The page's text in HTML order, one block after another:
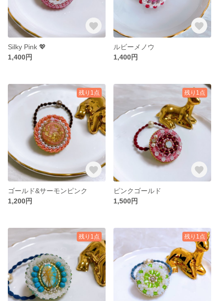
Silky Pink 💖
1,400円
ルビーメノウ
1,400円
残り1点
ゴールド&サーモンピンク
1,200円
残り1点
ピンクゴールド
1,500円
残り1点 残り1点